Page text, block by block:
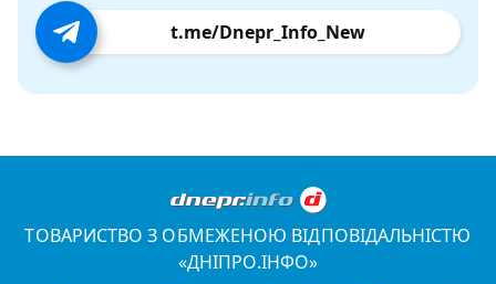
t.me/Dnepr_Info_New
ТОВАРИСТВО З ОБМЕЖЕНОЮ ВІДПОВІДАЛЬНІСТЮ
«ДНІПРО.ІНФО»